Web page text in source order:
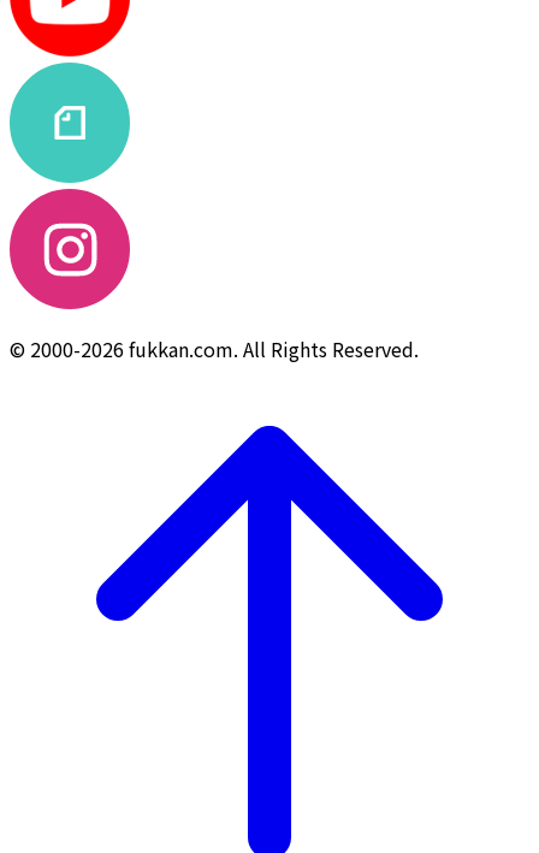
© 2000-2026 fukkan.com. All Rights Reserved.